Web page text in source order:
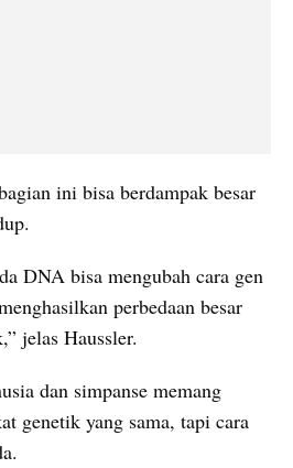
ini bisa berdampak besar
DNA bisa mengubah cara gen
perbedaan besar
jelas Haussler.
dan simpanse memang
genetik yang sama, tapi cara